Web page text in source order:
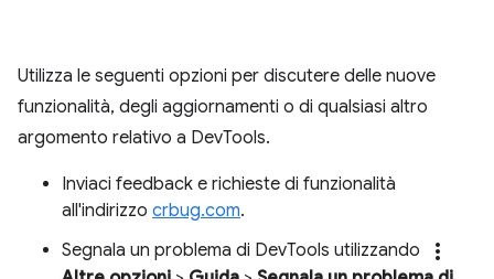
Utilizza le seguenti opzioni per discutere delle nuove
funzionalità, degli aggiornamenti o di qualsiasi altro
argomento relativo a DevTools.
Inviaci feedback e richieste di funzionalità
all'indirizzo crbug.com.
Segnala un problema di DevTools utilizzando
more_vert